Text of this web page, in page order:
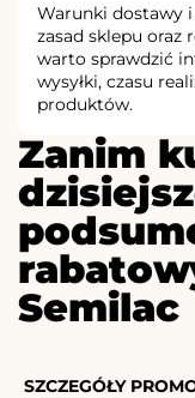
Warunki dostawy
zasad sklepu oraz
warto sprawdzić
wysyłki, czasu
produktów.
Zanim
Semilac
SZCZEGÓŁY